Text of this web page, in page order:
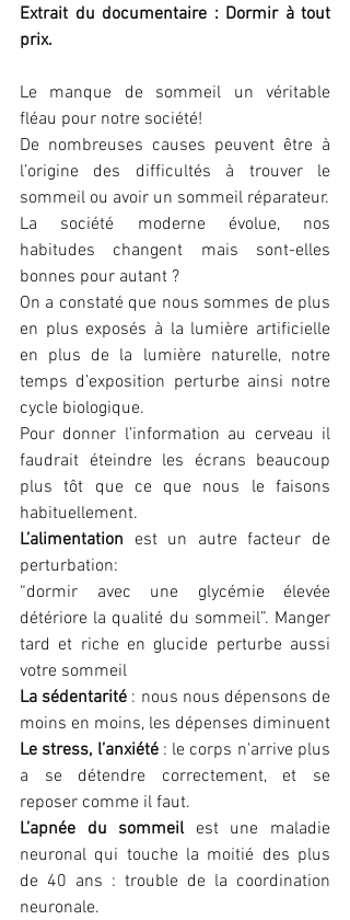
Extrait du documentaire : Dormir à tout
prix.
Le manque de sommeil un véritable
fléau pour notre société!
De nombreuses causes peuvent être à
l’origine des difficultés à trouver le
sommeil ou avoir un sommeil réparateur.
La société moderne évolue, nos
habitudes changent mais sont-elles
bonnes pour autant ?
On a constaté que nous sommes de plus
en plus exposés à la lumière artificielle
en plus de la lumière naturelle, notre
temps d’exposition perturbe ainsi notre
cycle biologique.
Pour donner l’information au cerveau il
faudrait éteindre les écrans beaucoup
plus tôt que ce que nous le faisons
habituellement.
L’alimentation est un autre facteur de
perturbation:
“dormir avec une glycémie élevée
détériore la qualité du sommeil”. Manger
tard et riche en glucide perturbe aussi
votre sommeil
La sédentarité : nous nous dépensons de
moins en moins, les dépenses diminuent
Le stress, l’anxiété : le corps n'arrive plus
a se détendre correctement, et se
reposer comme il faut.
L’apnée du sommeil est une maladie
neuronal qui touche la moitié des plus
de 40 ans : trouble de la coordination
neuronale.